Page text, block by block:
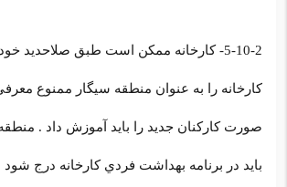
5-10-2- كارخانه ممكن است طبق صلاحديد
كارخانه را به عنوان منطقه سيگار ممنوع
صورت كاركنان جديد را بايد آموزش داد .
بايد در برنامه بهداشت فردي كارخانه درج شود